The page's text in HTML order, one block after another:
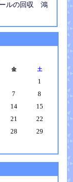
ルの回収 鴻
金 土
1
7
8
14
15
21
22
28
29